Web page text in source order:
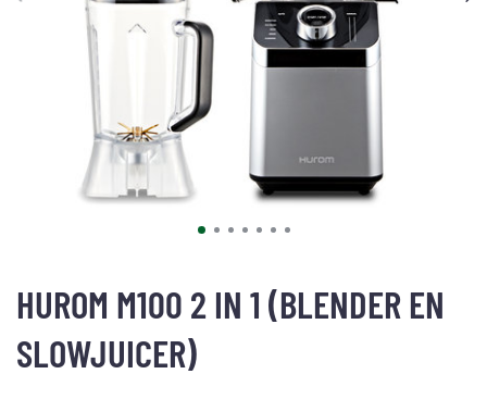
HUROM M100 2 IN 1 (BLENDER EN
SLOWJUICER)